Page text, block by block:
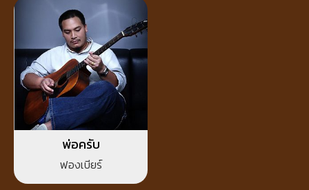
พ่อครับ
ฟองเบียร์